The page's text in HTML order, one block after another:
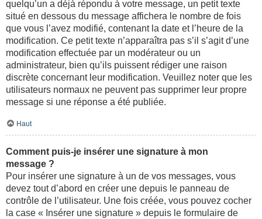
quelqu’un a déjà répondu à votre message, un petit texte
situé en dessous du message affichera le nombre de fois
que vous l’avez modifié, contenant la date et l’heure de la
modification. Ce petit texte n’apparaîtra pas s’il s’agit d’une
modification effectuée par un modérateur ou un
administrateur, bien qu’ils puissent rédiger une raison
discrète concernant leur modification. Veuillez noter que les
utilisateurs normaux ne peuvent pas supprimer leur propre
message si une réponse a été publiée.
Haut
Comment puis-je insérer une signature à mon
message ?
Pour insérer une signature à un de vos messages, vous
devez tout d’abord en créer une depuis le panneau de
contrôle de l’utilisateur. Une fois créée, vous pouvez cocher
la case « Insérer une signature » depuis le formulaire de